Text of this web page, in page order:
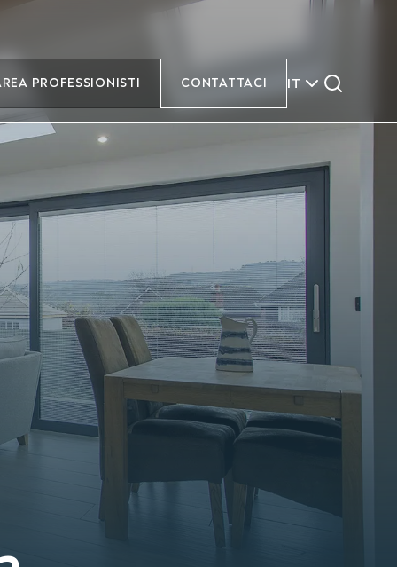
PROFESSIONISTI CONTATTACI IT